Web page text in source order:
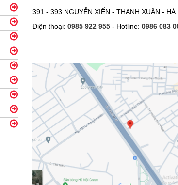
391 - 393 NGUYỄN XIỂN - THANH XUÂN - HÀ
Điện thoại:0985 922 955- Hotline:0986 083